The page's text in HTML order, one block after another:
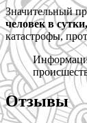
Значительный
человек в
катастрофы,
Отзывы